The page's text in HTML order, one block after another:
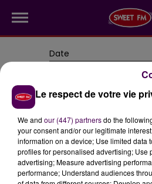
Date
Rechercher
Le respect de votre vie
We and our (447) partnersdo the
your consent and/or our legitimate
information on a device; Use limited data
profiles for personalised advertising; Use
advertising; Measure advertising
performance; Understand audiences